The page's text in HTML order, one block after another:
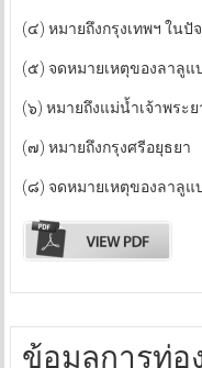
(๔) หมายถึงกรุงเทพฯ ในปั
(๕) จดหมายเหตุของลาลูแ
(๖) หมายถึงแม่น้ำเจ้าพระย
(๗) หมายถึงกรุงศรีอยุธยา
(๘) จดหมายเหตุของลาลูแ
ข้อมูลการท่อ